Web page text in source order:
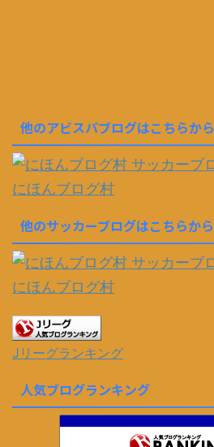
他のアビスパブログはこちらから
にほんブログ村
他のサッカーブログはこちらから
にほんブログ村
Jリーグランキング
人気ブログランキング